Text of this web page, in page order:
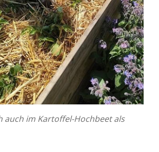
auch im Kartoffel-Hochbeet als